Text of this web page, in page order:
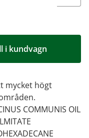
i kundvagn
mycket högt
COMMUNIS OIL